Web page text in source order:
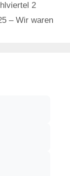
2
– Wir waren